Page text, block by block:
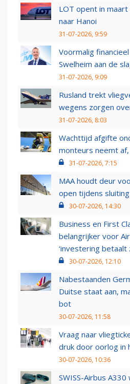
LOT opent in
naar Hanoi
31-07-2026, 9:59
Voormalig
Swelheim aan de
31-07-2026, 9:09
Rusland trekt
wegens zorgen
31-07-2026, 8:03
Wachttijd afgifte
monteurs neemt
31-07-2026, 7:15
MAA houdt deur
open tijdens
30-07-2026, 14:30
Business en First
belangrijker voor
‘investering betaalt
30-07-2026, 12:10
Nabestaanden
Duitse staat aan,
bot
30-07-2026, 11:58
Vraag naar
druk door oorlog in
30-07-2026, 10:36
SWISS-Airbus